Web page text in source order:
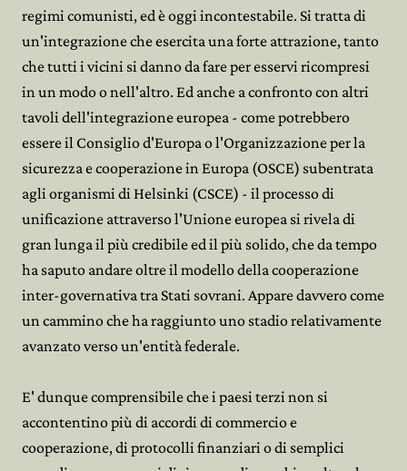
regimi comunisti, ed è oggi incontestabile. Si tratta di
un'integrazione che esercita una forte attrazione, tanto
che tutti i vicini si danno da fare per esservi ricompresi
in un modo o nell'altro. Ed anche a confronto con altri
tavoli dell'integrazione europea - come potrebbero
essere il Consiglio d'Europa o l'Organizzazione per la
sicurezza e cooperazione in Europa (OSCE) subentrata
agli organismi di Helsinki (CSCE) - il processo di
unificazione attraverso l'Unione europea si rivela di
gran lunga il più credibile ed il più solido, che da tempo
ha saputo andare oltre il modello della cooperazione
inter-governativa tra Stati sovrani. Appare davvero come
un cammino che ha raggiunto uno stadio relativamente
avanzato verso un'entità federale.
E' dunque comprensibile che i paesi terzi non si
accontentino più di accordi di commercio e
cooperazione, di protocolli finanziari o di semplici